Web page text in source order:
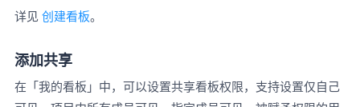
详见 创建看板。
添加共享
在「我的看板」中，可以设置共享看板权限，支持设置仅自己